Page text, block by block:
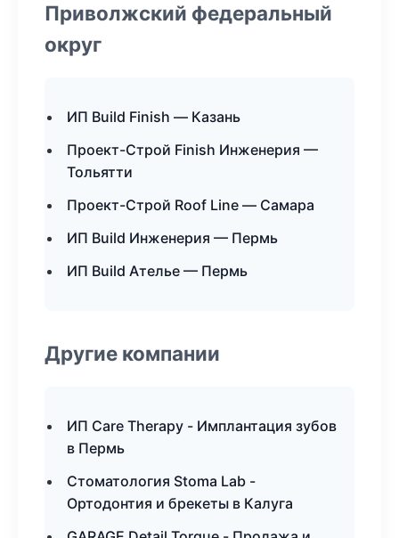
Приволжский федеральный
округ
ИП Build Finish — Казань
Проект-Строй Finish Инженерия —
Тольятти
Проект-Строй Roof Line — Самара
ИП Build Инженерия — Пермь
ИП Build Ателье — Пермь
Другие компании
ИП Care Therapy - Имплантация зубов
в Пермь
Стоматология Stoma Lab -
Ортодонтия и брекеты в Калуга